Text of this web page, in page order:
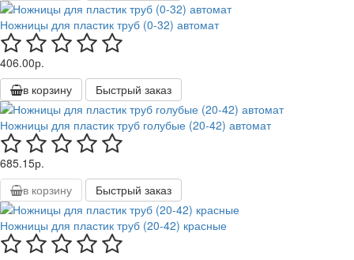
Ножницы для пластик труб (0-32) автомат
406.00р.
в корзину
Быстрый заказ
Ножницы для пластик труб голубые (20-42) автомат
685.15р.
в корзину
Быстрый заказ
Ножницы для пластик труб (20-42) красные